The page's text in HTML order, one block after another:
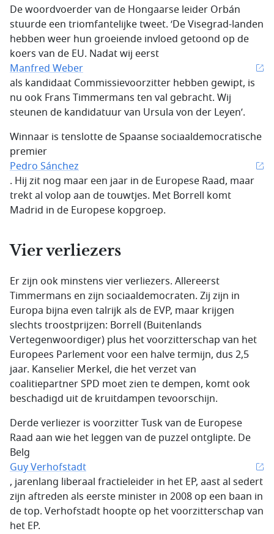
De woordvoerder van de Hongaarse leider Orbán
stuurde een triomfantelijke tweet. ‘De Visegrad-landen
hebben weer hun groeiende invloed getoond op de
koers van de EU. Nadat wij eerst
Manfred Weber
als kandidaat Commissievoorzitter hebben gewipt, is
nu ook Frans Timmermans ten val gebracht. Wij
steunen de kandidatuur van Ursula von der Leyen’.
Winnaar is tenslotte de Spaanse sociaaldemocratische
premier
Pedro Sánchez
. Hij zit nog maar een jaar in de Europese Raad, maar
trekt al volop aan de touwtjes. Met Borrell komt
Madrid in de Europese kopgroep.
Vier verliezers
Er zijn ook minstens vier verliezers. Allereerst
Timmermans en zijn sociaaldemocraten. Zij zijn in
Europa bijna even talrijk als de EVP, maar krijgen
slechts troostprijzen: Borrell (Buitenlands
Vertegenwoordiger) plus het voorzitterschap van het
Europees Parlement voor een halve termijn, dus 2,5
jaar. Kanselier Merkel, die het verzet van
coalitiepartner SPD moet zien te dempen, komt ook
beschadigd uit de kruitdampen tevoorschijn.
Derde verliezer is voorzitter Tusk van de Europese
Raad aan wie het leggen van de puzzel ontglipte. De
Belg
Guy Verhofstadt
, jarenlang liberaal fractieleider in het EP, aast al sedert
zijn aftreden als eerste minister in 2008 op een baan in
de top. Verhofstadt hoopte op het voorzitterschap van
het EP.